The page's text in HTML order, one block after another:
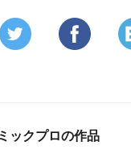
ックプロの作品